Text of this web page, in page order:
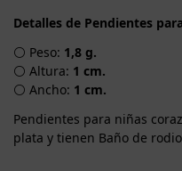
Detalles de Pendientes
⚪ Peso: 1,8 g.
⚪ Altura: 1 cm.
⚪ Ancho: 1 cm.
Pendientes para niñas
plata y tienen Baño de